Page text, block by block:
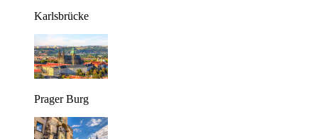
Karlsbrücke
Prager Burg